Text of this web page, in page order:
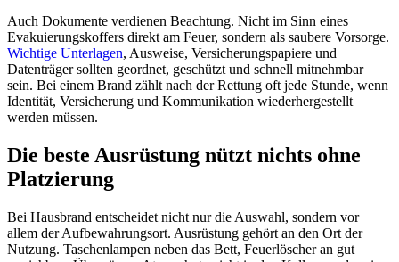
Auch Dokumente verdienen Beachtung. Nicht im Sinn eines
Evakuierungskoffers direkt am Feuer, sondern als saubere Vorsorge.
Wichtige Unterlagen, Ausweise, Versicherungspapiere und
Datenträger sollten geordnet, geschützt und schnell mitnehmbar
sein. Bei einem Brand zählt nach der Rettung oft jede Stunde, wenn
Identität, Versicherung und Kommunikation wiederhergestellt
werden müssen.
Die beste Ausrüstung nützt nichts ohne
Platzierung
Bei Hausbrand entscheidet nicht nur die Auswahl, sondern vor
allem der Aufbewahrungsort. Ausrüstung gehört an den Ort der
Nutzung. Taschenlampen neben das Bett, Feuerlöscher an gut